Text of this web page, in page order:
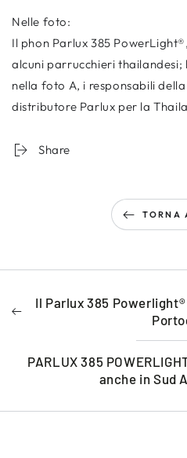
Nelle foto:
Il phon Parlux 385
alcuni parrucchieri
nella foto A, i responsabili
distributore Parlux per la
Share
TORNA
Il Parlux 385
PARLUX 385
anche in Sud